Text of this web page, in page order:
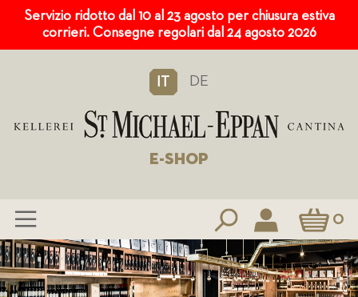
Servizio ridotto dal 10 al 23 agosto per chiusura estiva
corrieri. Consegne regolari dal 24 agosto 2026
IT DE
E-SHOP
Carrello0
Salta
al
contenuto